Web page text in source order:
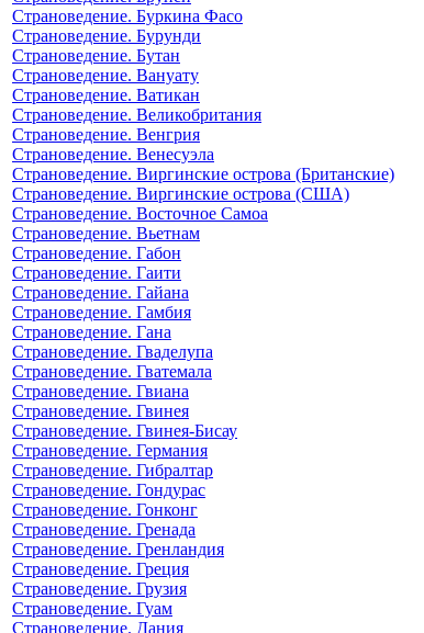
Страноведение. Буркина Фасо
Страноведение. Бурунди
Страноведение. Бутан
Страноведение. Вануату
Страноведение. Ватикан
Страноведение. Великобритания
Страноведение. Венгрия
Страноведение. Венесуэла
Страноведение. Виргинские острова (Британские)
Страноведение. Виргинские острова (США)
Страноведение. Восточное Самоа
Страноведение. Вьетнам
Страноведение. Габон
Страноведение. Гаити
Страноведение. Гайана
Страноведение. Гамбия
Страноведение. Гана
Страноведение. Гваделупа
Страноведение. Гватемала
Страноведение. Гвиана
Страноведение. Гвинея
Страноведение. Гвинея-Бисау
Страноведение. Германия
Страноведение. Гибралтар
Страноведение. Гондурас
Страноведение. Гонконг
Страноведение. Гренада
Страноведение. Гренландия
Страноведение. Греция
Страноведение. Грузия
Страноведение. Гуам
Страноведение. Дания